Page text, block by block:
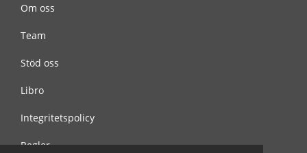
Om oss
Team
Stöd oss
Libro
Integritetspolicy
Regler